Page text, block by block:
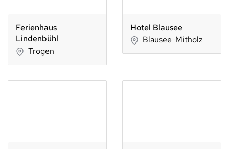
Ferienhaus
Lindenbühl
Trogen
Hotel Blausee
Blausee-Mitholz